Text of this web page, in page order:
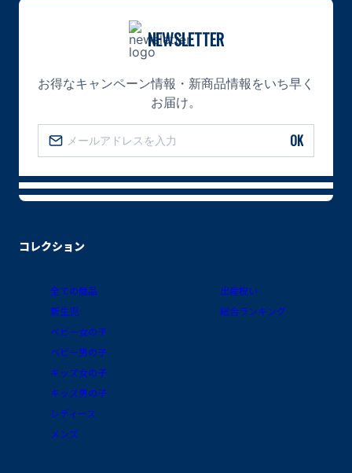
コレクション
全ての商品
新生児
ベビー女の子
ベビー男の子
キッズ女の子
キッズ男の子
レディース
メンズ
出産祝い
総合ランキング
NEWSLETTER
お得なキャンペーン情報・新商品情報をいち早く
お届け。
OK